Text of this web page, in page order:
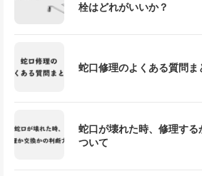
栓はどれがいいか？
蛇口修理のよくある質問ま
蛇口が壊れた時、修理す
ついて